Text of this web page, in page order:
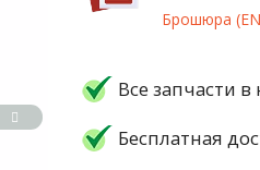
Брошюра
Все запчасти
Бесплатная